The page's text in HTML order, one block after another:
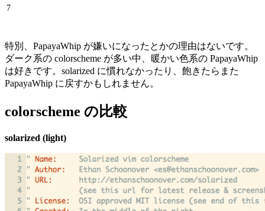
7
特別、PapayaWhip が嫌いになったとかの理由はないです。
ダーク系の colorscheme が多い中、暖かい色系の PapayaWhip
は好きです。solarized に慣れなかったり、飽きたらまた
PapayaWhip に戻すかもしれません。
colorscheme の比較
solarized (light)